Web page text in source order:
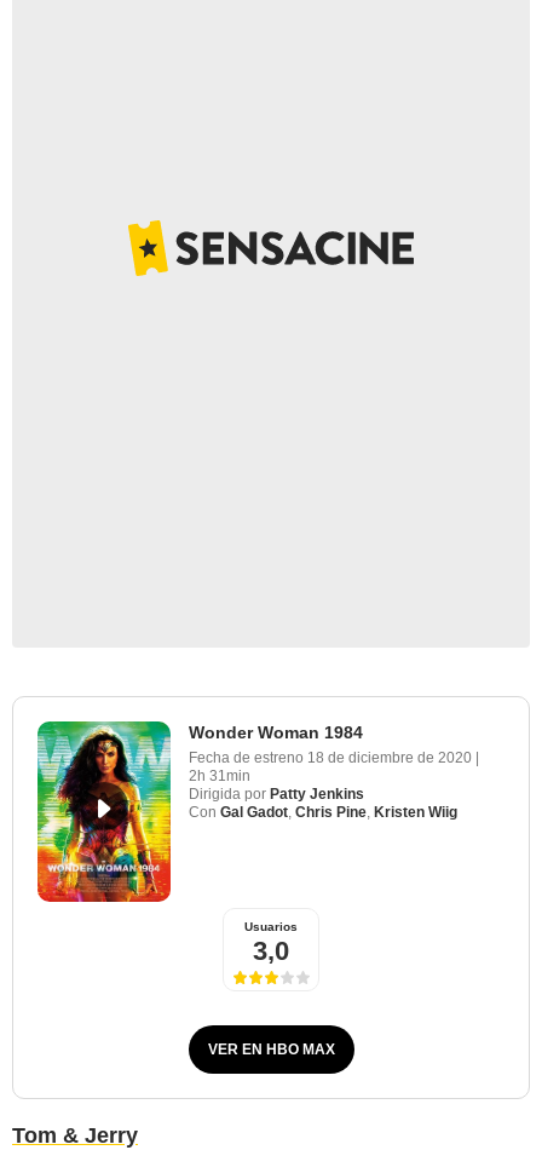
Wonder Woman 1984
Fecha de estreno 18 de diciembre de 2020
2h 31min
Dirigida por Patty Jenkins
Con Gal Gadot, Chris Pine, Kristen Wiig
Usuarios
3,0
VER EN HBO MAX
Tom & Jerry